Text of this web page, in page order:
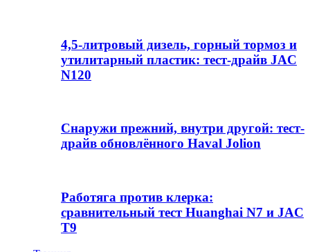
4,5-литровый дизель, горный тормоз и
утилитарный пластик: тест-драйв JAC
N120
Снаружи прежний, внутри другой: тест-
драйв обновлённого Haval Jolion
Работяга против клерка:
сравнительный тест Huanghai N7 и JAC
T9